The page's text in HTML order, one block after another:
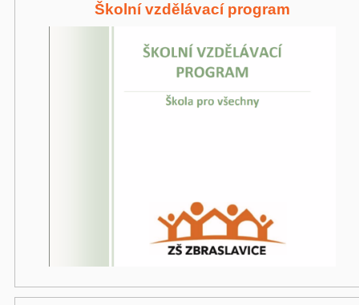
Školní vzdělávací program